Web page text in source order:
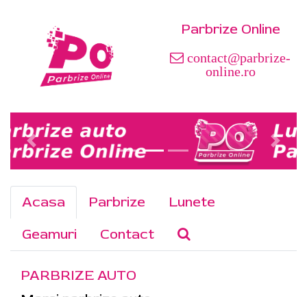
Parbrize Online
contact@parbrize-
online.ro
Acasa Parbrize
Lunete
Geamuri
Contact
PARBRIZE AUTO